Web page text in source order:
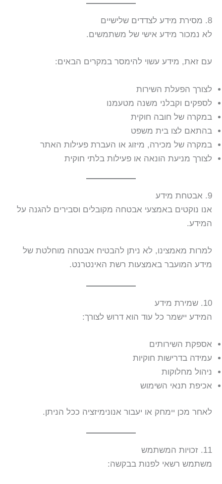
8. מסירת מידע לצדדים שלישיים
לא נמכור מידע אישי של משתמשים.
עם זאת, מידע עשוי להימסר במקרים הבאים:
לצורך הפעלת השירות
לספקים וקבלני משנה מטעמנו
במקרה של חובה חוקית
בהתאם לצו בית משפט
במקרה של מכירה, מיזוג או העברת פעילות האתר
לצורך מניעת הונאה או פעילות בלתי חוקית
9. אבטחת מידע
אנו נוקטים באמצעי אבטחה מקובלים וסבירים להגנה על
המידע.
למרות מאמצינו, לא ניתן להבטיח אבטחה מוחלטת של
מידע המועבר באמצעות רשת האינטרנט.
10. שמירת מידע
המידע יישמר כל עוד הוא דרוש לצורך:
אספקת השירותים
עמידה בדרישות חוקיות
ניהול מחלוקות
אכיפת תנאי השימוש
לאחר מכן יימחק או יעבור אנונימיזציה ככל הניתן.
11. זכויות המשתמש
משתמש רשאי לפנות בבקשה: